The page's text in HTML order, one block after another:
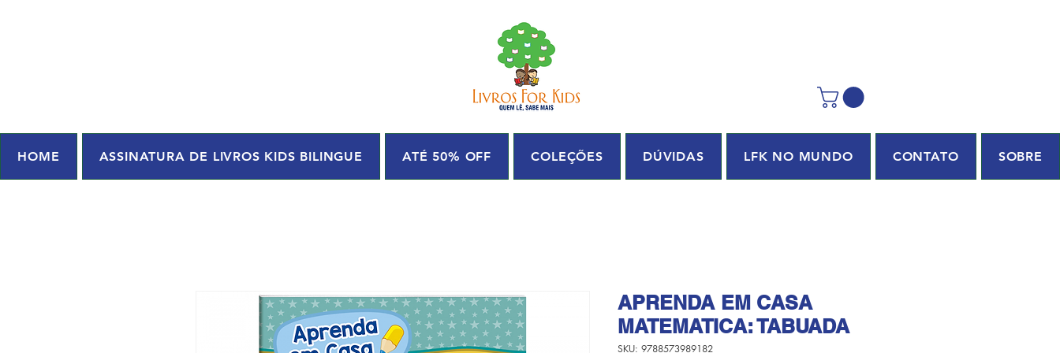
HOME ASSINATURA DE LIVROS KIDS BILINGUE ATÉ 50% OFF COLEÇÕES DÚVIDAS LFK NO MUNDO CONTATO SOBRE
APRENDA EM CASA
MATEMATICA: TABUADA
SKU: 9788573989182